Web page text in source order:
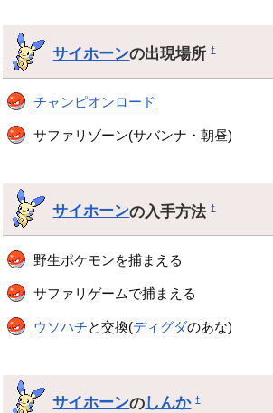
サイホーンの出現場所†
チャンピオンロード
サファリゾーン(サバンナ・朝昼)
サイホーンの入手方法†
野生ポケモンを捕まえる
サファリゲームで捕まえる
ウソハチと交換(ディグダのあな)
サイホーンのしんか †